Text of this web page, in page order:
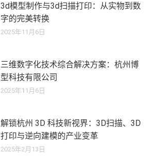
3d模型制作与3d扫描打印：从实物到数
字的完美转换
2025年11月6日
三维数字化技术综合解决方案：杭州博
型科技有限公司
2025年11月6日
解锁杭州 3D 科技新视界：3D扫描、3D
打印与逆向建模的产业变革
2025年2月13日